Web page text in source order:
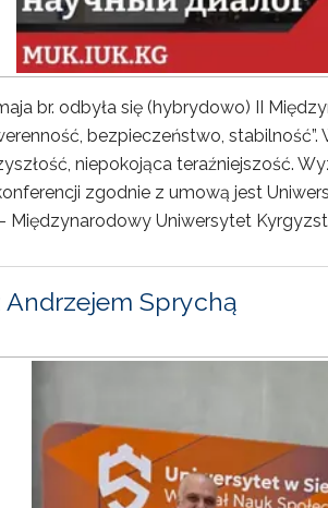
br. odbyła się (hybrydowo) II
bezpieczeństwo,
niepokojąca teraźniejszość.
zgodnie z umową jest
Międzynarodowy Uniwersytet
Sprychą